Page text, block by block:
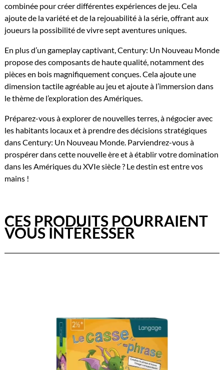
combinée pour créer différentes expériences de jeu. Cela
ajoute de la variété et de la rejouabilité à la série, offrant aux
joueurs la possibilité de vivre sept aventures uniques.
En plus d’un gameplay captivant, Century: Un Nouveau Monde
propose des composants de haute qualité, notamment des
pièces en bois magnifiquement conçues. Cela ajoute une
dimension tactile agréable au jeu et ajoute à l’immersion dans
le thème de l’exploration des Amériques.
Préparez-vous à explorer de nouvelles terres, à négocier avec
les habitants locaux et à prendre des décisions stratégiques
dans Century: Un Nouveau Monde. Parviendrez-vous à
prospérer dans cette nouvelle ère et à établir votre domination
dans les Amériques du XVIe siècle ? Le destin est entre vos
mains !
CES PRODUITS POURRAIENT
VOUS INTÉRESSER